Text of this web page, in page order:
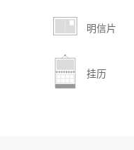
明信片
挂历